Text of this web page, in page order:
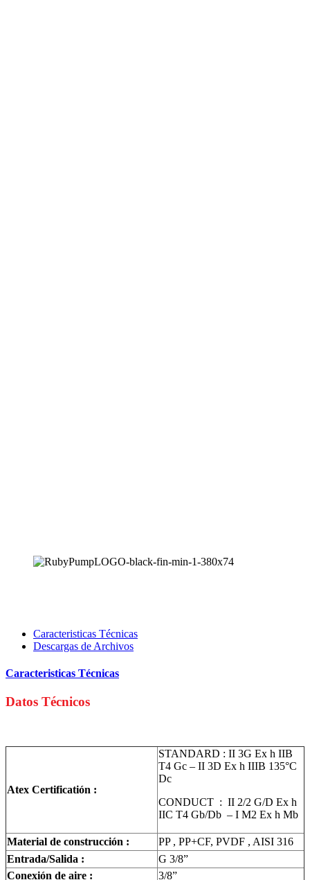
Caracteristicas Técnicas
Descargas de Archivos
Caracteristicas Técnicas
Datos Técnicos
Atex Certificatión :
STANDARD : II 3G Ex h IIB
T4 Gc – II 3D Ex h IIIB 135°C
Dc
CONDUCT : II 2/2 G/D Ex h
IIC T4 Gb/Db – I M2 Ex h Mb
Material de construcción :
PP , PP+CF, PVDF , AISI 316
Entrada/Salida :
G 3/8”
Conexión de aire :
3/8”